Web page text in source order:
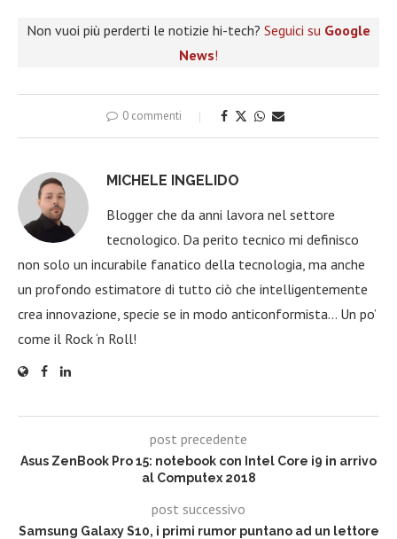
Non vuoi più perderti le notizie hi-tech? Seguici su Google
News!
0 commenti
MICHELE INGELIDO
Blogger che da anni lavora nel settore
tecnologico. Da perito tecnico mi definisco
non solo un incurabile fanatico della tecnologia, ma anche
un profondo estimatore di tutto ciò che intelligentemente
crea innovazione, specie se in modo anticonformista… Un po’
come il Rock ‘n Roll!
post precedente
Asus ZenBook Pro 15: notebook con Intel Core i9 in arrivo
al Computex 2018
post successivo
Samsung Galaxy S10, i primi rumor puntano ad un lettore